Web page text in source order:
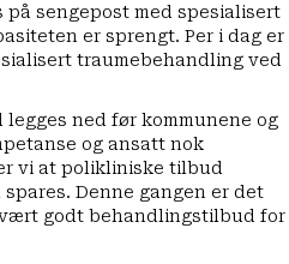
sengepost med spesialisert
er sprengt. Per i dag er
traumebehandling ved
ned før kommunene og
og ansatt nok
vi at polikliniske tilbud
Denne gangen er det
godt behandlingstilbud for